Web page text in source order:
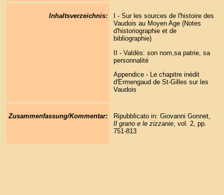
Inhaltsverzeichnis:
I - Sur les sources de l'histoire des
Vaudois au Moyen Age (Notes
d'historiographie et de
bibliographie)
II - Valdès: son nom,sa patrie, sa
personnalité
Appendice - Le chapitre inédit
d'Ermengaud de St-Gilles sur les
Vaudois
Zusammenfassung/Kommentar:
Ripubblicato in: Giovanni Gonnet,
Il grano e le zizzanie, vol. 2, pp.
751-813